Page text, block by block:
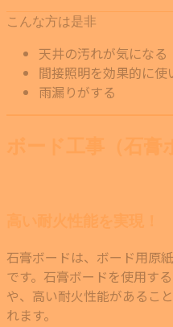
こんな方は是非
天井の汚れが気になる
間接照明を効果的に使
雨漏りがする
ボード工事（石膏
高い耐火性能を実現！
石膏ボードは、ボード用原
です。石膏ボードを使用す
や、高い耐火性能があるこ
れます。